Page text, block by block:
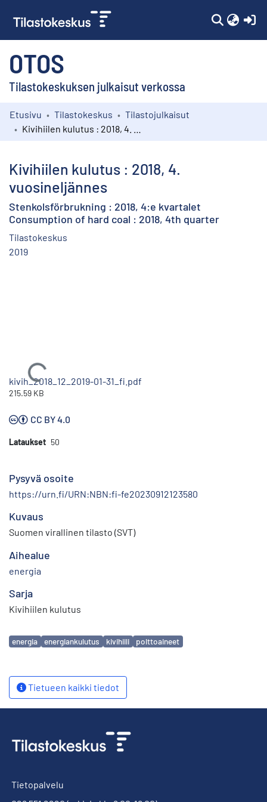
OTOS
Tilastokeskuksen julkaisut verkossa
Kokoelmat
Etusivu Tilastokeskus
Tilastojulkaisut
Kivihiilen kulutus : 2018, 4.
vuosineljännes
Stenkolsförbrukning : 2018, 4:e kvartalet
Consumption of hard coal : 2018, 4th quarter
Tilastokeskus
2019
Ladataan...
kivih_2018_12_2019-01-31_fi.pdf
215.59 KB
CC BY 4.0
Lataukset 50
Pysyvä osoite
https://urn.fi/URN:NBN:fi-fe20230912123580
Kuvaus
Suomen virallinen tilasto (SVT)
Aihealue
energia
Sarja
Kivihiilen kulutus
Avainsanat
energia energiankulutus kivihiili polttoaineet
Tietueen kaikki tiedot
Tietopalvelu